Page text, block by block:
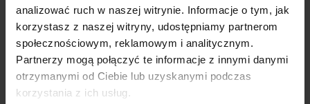
analizować ruch w naszej witrynie. Informacje o tym, jak
korzystasz z naszej witryny, udostępniamy partnerom
społecznościowym, reklamowym i analitycznym.
Partnerzy mogą połączyć te informacje z innymi danymi
otrzymanymi od Ciebie lub uzyskanymi podczas
korzystania z ich usług.
Zakres wysuwu: 275 mm
Długość od krzyżaka do krzyżaka w złożeniu: 974 mm
Krzyżak: 27 × 74,5 mm
Maksymalny moment obrotowy: 600 Nm
Profil wałka: Frezowany
System montażu: 6/6